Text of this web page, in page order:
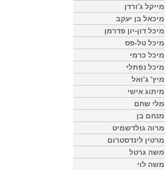
מייקל ג'ורדן
מיכאל בן יעקב
מיכל דון-יון פדרמן
מיכל טל-פס
מיכל כרמי
מיכל נפתלי
מיץ' ג'ואל
מיתוג אישי
מלי שחם
מנחם בן
מרוה גולדשמיט
מרטין לינדסטרום
משה גרטל
משה לוי